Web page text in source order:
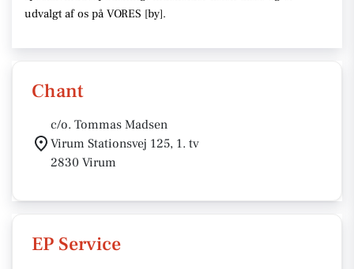
udvalgt af os på VORES [by].
Chant
c/o. Tommas Madsen
Virum Stationsvej 125, 1. tv
2830 Virum
EP Service